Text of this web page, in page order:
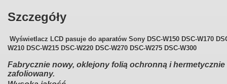
Szczegóły
Wyświetlacz LCD pasuje do aparatów Sony DSC-W150 DSC-W170
W210 DSC-W215 DSC-W220 DSC-W270 DSC-W275 DSC-W300
Fabrycznie nowy, oklejony folią ochronną i hermetycznie
zafoliowany.